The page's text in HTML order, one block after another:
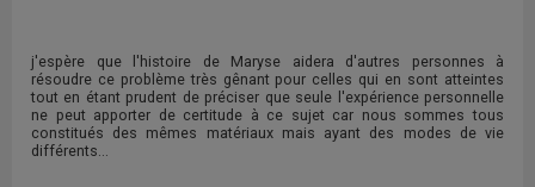
j'espère que l'histoire de Maryse aidera d'autres personnes à
résoudre ce problème très gênant pour celles qui en sont atteintes
tout en étant prudent de préciser que seule l'expérience personnelle
ne peut apporter de certitude à ce sujet car nous sommes tous
constitués des mêmes matériaux mais ayant des modes de vie
différents...